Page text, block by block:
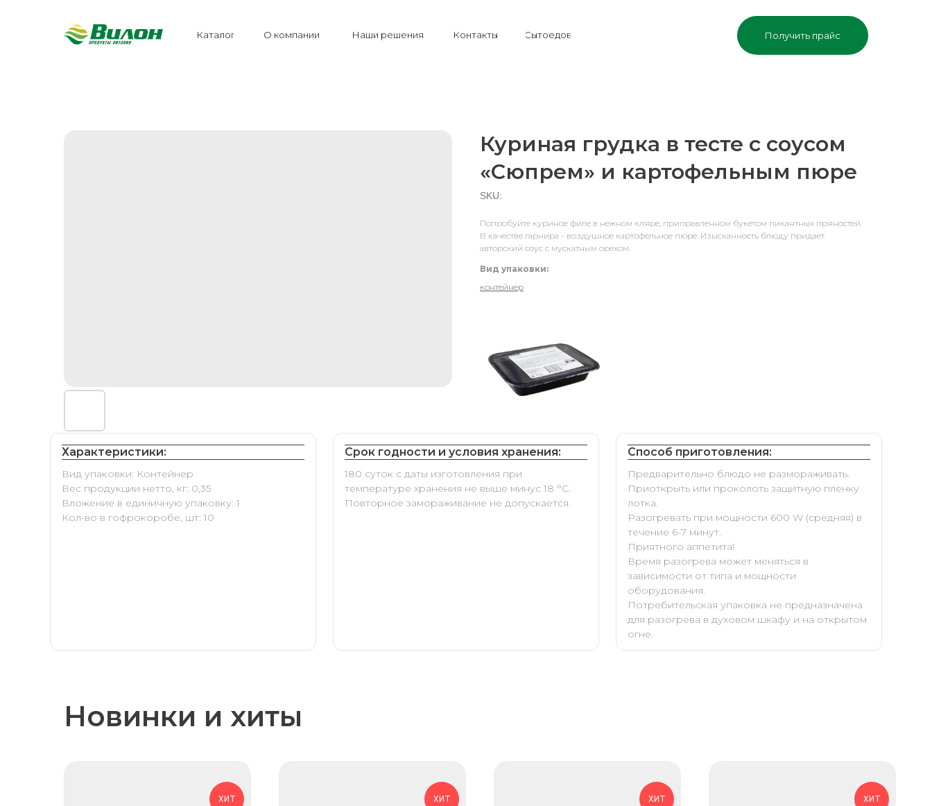
Контакты Получить прайс
Сытоедов
Наши решения
О компании
Каталог
Куриная грудка в тесте с соусом
«Сюпрем» и картофельным пюре
SKU:
Попробуйте куриное филе в нежном кляре, приправленном букетом пикантных пряностей.
В качестве гарнира - воздушное картофельное пюре. Изысканность блюду придает
авторский соус с мускатным орехом.
Вид упаковки:
контейнер
Характеристики:
Вид упаковки: Контейнер
Вес продукции нетто, кг: 0,35
Вложение в единичную упаковку: 1
Кол-во в гофрокоробе, шт: 10
Срок годности и условия хранения:
180 суток с даты изготовления при
температуре хранения не выше минус 18 °С.
Повторное замораживание не допускается.
Способ приготовления:
Предварительно блюдо не размораживать.
Приоткрыть или проколоть защитную пленку
лотка.
Разогревать при мощности 600 W (средняя) в
течение 6-7 минут.
Приятного аппетита!
Время разогрева может меняться в
зависимости от типа и мощности
оборудования.
Потребительская упаковка не предназначена
для разогрева в духовом шкафу и на открытом
огне.
Новинки и хиты
ХИТ ХИТ ХИТ ХИТ